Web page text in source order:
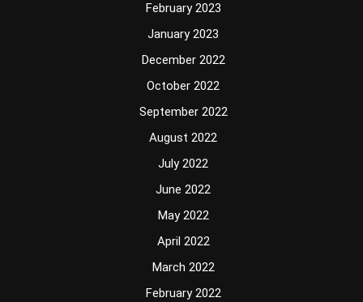
February 2023
January 2023
December 2022
October 2022
September 2022
August 2022
July 2022
June 2022
May 2022
April 2022
March 2022
February 2022